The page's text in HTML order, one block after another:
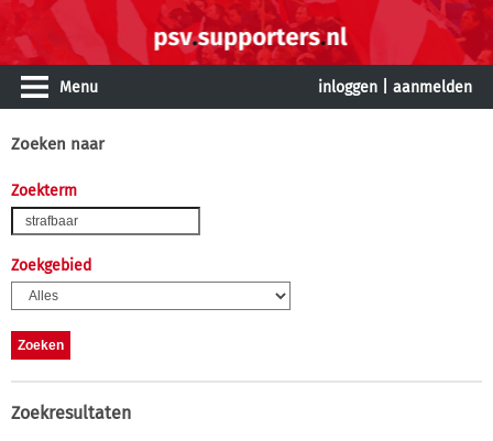
Menu inloggen aanmelden
Zoeken naar
Zoekterm
Zoekgebied
Zoekresultaten